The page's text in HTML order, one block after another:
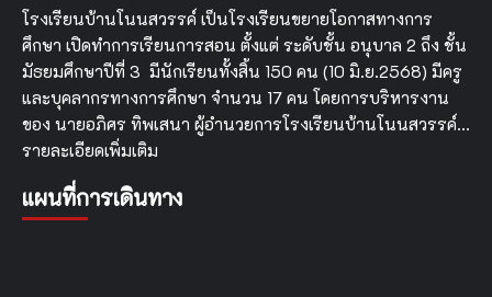
โรงเรียนบ้านโนนสวรรค์ เป็นโรงเรียนขยายโอกาสทางการ
ศึกษา เปิดทำการเรียนการสอน ตั้งแต่ ระดับชั้น อนุบาล 2 ถึง ชั้น
มัธยมศึกษาปีที่ 3 มีนักเรียนทั้งสิ้น 150 คน (10 มิ.ย.2568) มีครู
และบุคลากรทางการศึกษา จำนวน 17 คน โดยการบริหารงาน
ของ นายอภิศร ทิพเสนา ผู้อำนวยการโรงเรียนบ้านโนนสวรรค์…
รายละเอียดเพิ่มเติม
แผนที่การเดินทาง